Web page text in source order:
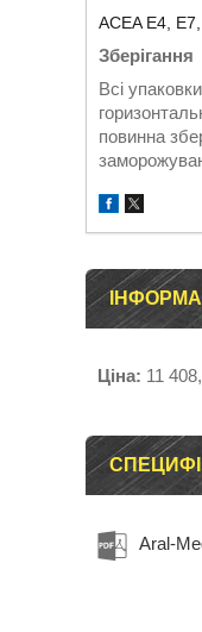
ACEA E4, E7,
Зберігання
Всі
повинна
Ціна: 11
Aral-